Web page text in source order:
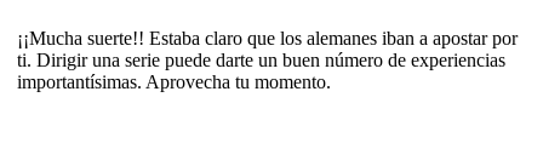
¡¡Mucha suerte!! Estaba claro que los alemanes iban a apostar por
ti. Dirigir una serie puede darte un buen número de experiencias
importantísimas. Aprovecha tu momento.